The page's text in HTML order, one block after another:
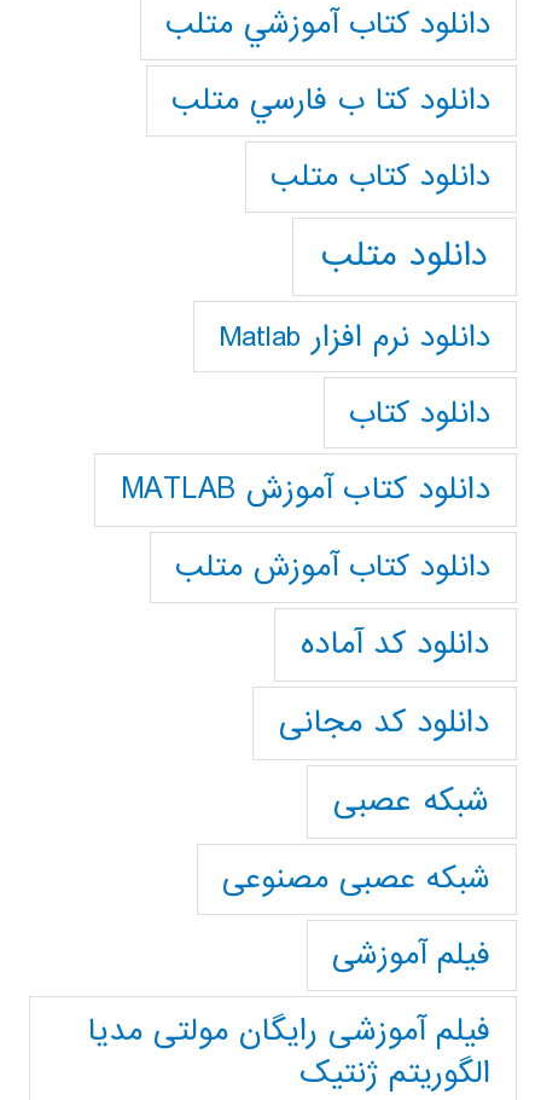
دانلود كتاب آموزشي متلب
دانلود كتا ب فارسي متلب
دانلود كتاب متلب
دانلود متلب
دانلود نرم افزار Matlab
دانلود کتاب
دانلود کتاب آموزش MATLAB
دانلود کتاب آموزش متلب
دانلود کد آماده
دانلود کد مجانی
شبکه عصبی
شبکه عصبی مصنوعی
فیلم آموزشی
فیلم آموزشی رایگان مولتی مدیا
الگوریتم ژنتیک